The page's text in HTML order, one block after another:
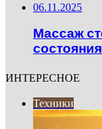
06.11.2025
Массаж
ИНТЕРЕСНОЕ
Техники